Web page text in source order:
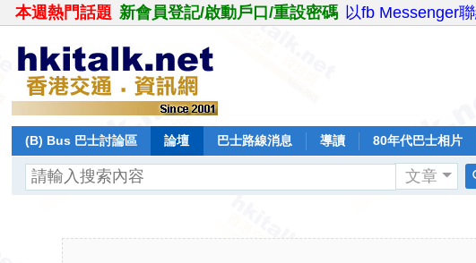
本週熱門話題 新會員登記/啟動戶口/重設密碼 以fb Messenger
(B) Bus 巴士討論區 論壇 巴士路線消息 導讀 80年代巴士相片
文章